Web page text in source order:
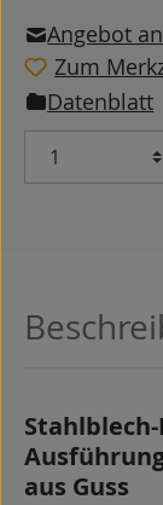
Angebot
Zum
Datenblatt
aus Guss